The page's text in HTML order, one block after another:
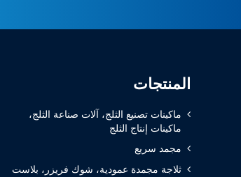
المنتجات
ماكينات تصنيع الثلج، آلات صناعة الثلج،
ماكينات إنتاج الثلج
مجمد سريع
ثلاجة مجمدة عمودية، شوك فريزر، بلاست